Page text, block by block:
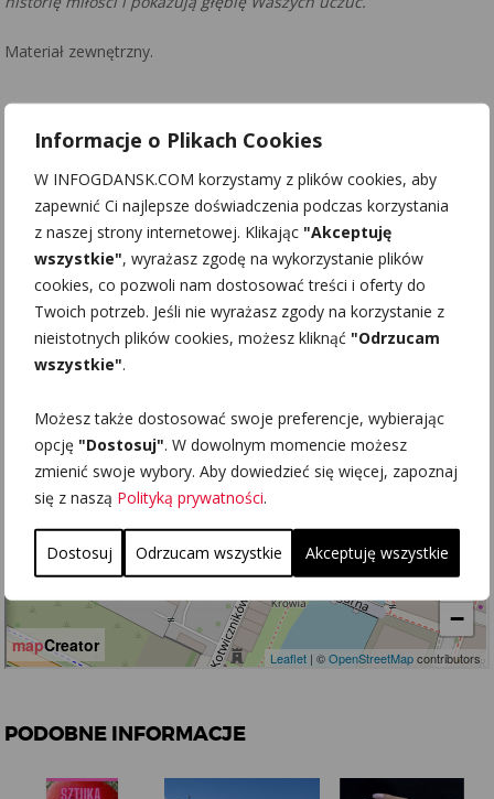
Informacje o Plikach Cookies
W INFOGDANSK.COM korzystamy z plików cookies, aby
zapewnić Ci najlepsze doświadczenia podczas korzystania
z naszej strony internetowej. Klikając "Akceptuję
wszystkie", wyrażasz zgodę na wykorzystanie plików
cookies, co pozwoli nam dostosować treści i oferty do
Twoich potrzeb. Jeśli nie wyrażasz zgody na korzystanie z
nieistotnych plików cookies, możesz kliknąć "Odrzucam
wszystkie".
Możesz także dostosować swoje preferencje, wybierając
opcję "Dostosuj". W dowolnym momencie możesz
zmienić swoje wybory. Aby dowiedzieć się więcej, zapoznaj
się z naszą Polityką prywatności.
Dostosuj Odrzucam wszystkie Akceptuję wszystkie
Materiał zewnętrzny.
PODOBNE INFORMACJE